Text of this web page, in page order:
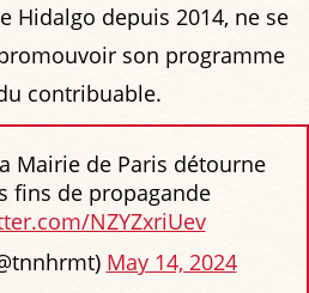
Hidalgo depuis 2014, ne se
son programme
contribuable.
Mairie de Paris détourne
fins de propagande
NZYZxriUev
May 14, 2024